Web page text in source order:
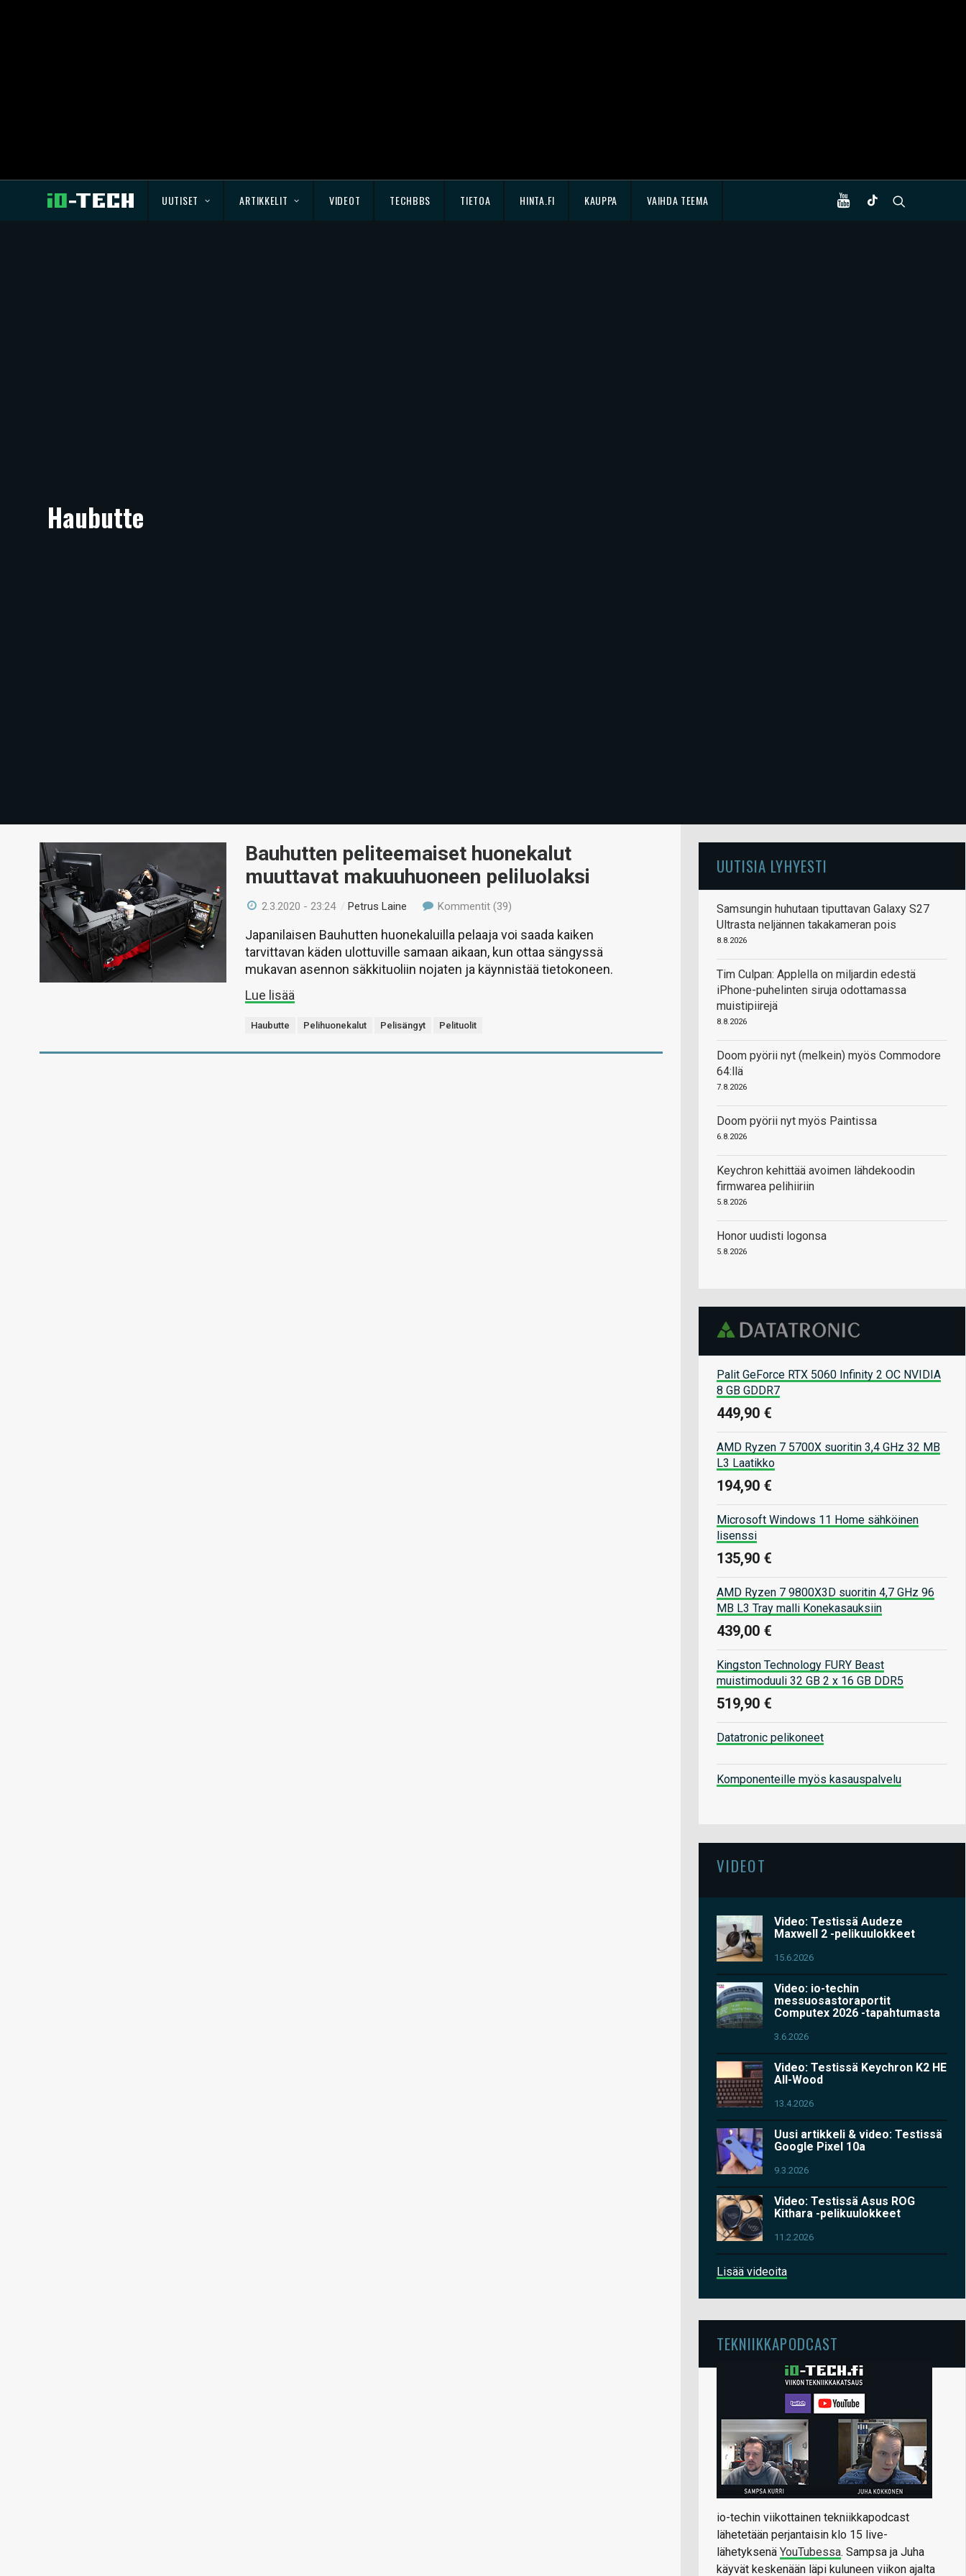
UUTISET ARTIKKELIT VIDEOT TECHBBS TIETOA HINTA.FI KAUPPA VAIHDA TEEMA
Haubutte
Bauhutten peliteemaiset huonekalut
muuttavat makuuhuoneen peliluolaksi
2.3.2020 - 23:24 /Petrus Laine Kommentit (39)
Japanilaisen Bauhutten huonekaluilla pelaaja voi saada kaiken
tarvittavan käden ulottuville samaan aikaan, kun ottaa sängyssä
mukavan asennon säkkituoliin nojaten ja käynnistää tietokoneen.
Lue lisää
Haubutte Pelihuonekalut Pelisängyt Pelituolit
UUTISIA LYHYESTI
Samsungin huhutaan tiputtavan Galaxy S27
Ultrasta neljännen takakameran pois
8.8.2026
Tim Culpan: Applella on miljardin edestä
iPhone-puhelinten siruja odottamassa
muistipiirejä
8.8.2026
Doom pyörii nyt (melkein) myös Commodore
64:llä
7.8.2026
Doom pyörii nyt myös Paintissa
6.8.2026
Keychron kehittää avoimen lähdekoodin
firmwarea pelihiiriin
5.8.2026
Honor uudisti logonsa
5.8.2026
Palit GeForce RTX 5060 Infinity 2 OC NVIDIA
8 GB GDDR7
449,90 €
AMD Ryzen 7 5700X suoritin 3,4 GHz 32 MB
L3 Laatikko
194,90 €
Microsoft Windows 11 Home sähköinen
lisenssi
135,90 €
AMD Ryzen 7 9800X3D suoritin 4,7 GHz 96
MB L3 Tray malli Konekasauksiin
439,00 €
Kingston Technology FURY Beast
muistimoduuli 32 GB 2 x 16 GB DDR5
519,90 €
Datatronic pelikoneet
Komponenteille myös kasauspalvelu
VIDEOT
Video: Testissä Audeze
Maxwell 2 -pelikuulokkeet
15.6.2026
Video: io-techin
messuosastoraportit
Computex 2026 -tapahtumasta
3.6.2026
Video: Testissä Keychron K2 HE
All-Wood
13.4.2026
Uusi artikkeli & video: Testissä
Google Pixel 10a
9.3.2026
Video: Testissä Asus ROG
Kithara -pelikuulokkeet
11.2.2026
Lisää videoita
TEKNIIKKAPODCAST
io-techin viikottainen tekniikkapodcast
lähetetään perjantaisin klo 15 live-
lähetyksenä YouTubessa. Sampsa ja Juha
käyvät keskenään läpi kuluneen viikon ajalta